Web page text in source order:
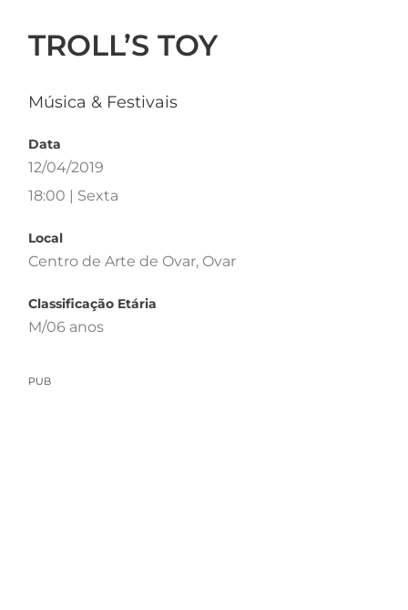
TROLL’S TOY
Música & Festivais
Data
12/04/2019
18:00 | Sexta
Local
Centro de Arte de Ovar, Ovar
Classificação Etária
M/06 anos
PUB